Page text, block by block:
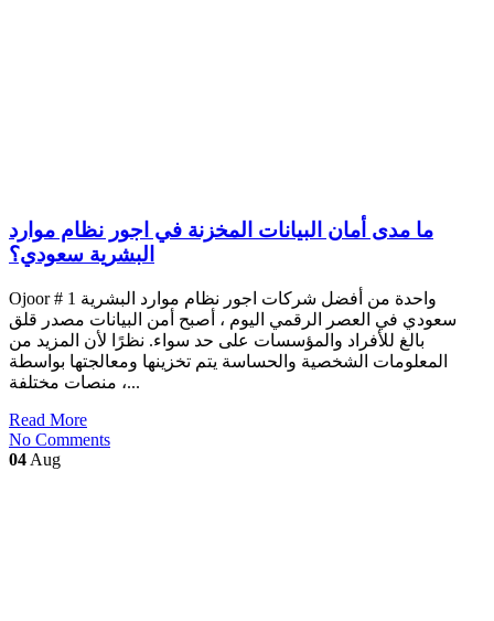
ما مدى أمان البيانات المخزنة في اجور نظام موارد
البشرية سعودي؟
Ojoor # 1 واحدة من أفضل شركات اجور نظام موارد البشرية
سعودي في العصر الرقمي اليوم ، أصبح أمن البيانات مصدر قلق
بالغ للأفراد والمؤسسات على حد سواء. نظرًا لأن المزيد من
المعلومات الشخصية والحساسة يتم تخزينها ومعالجتها بواسطة
منصات مختلفة ،...
Read More
No Comments
04 Aug